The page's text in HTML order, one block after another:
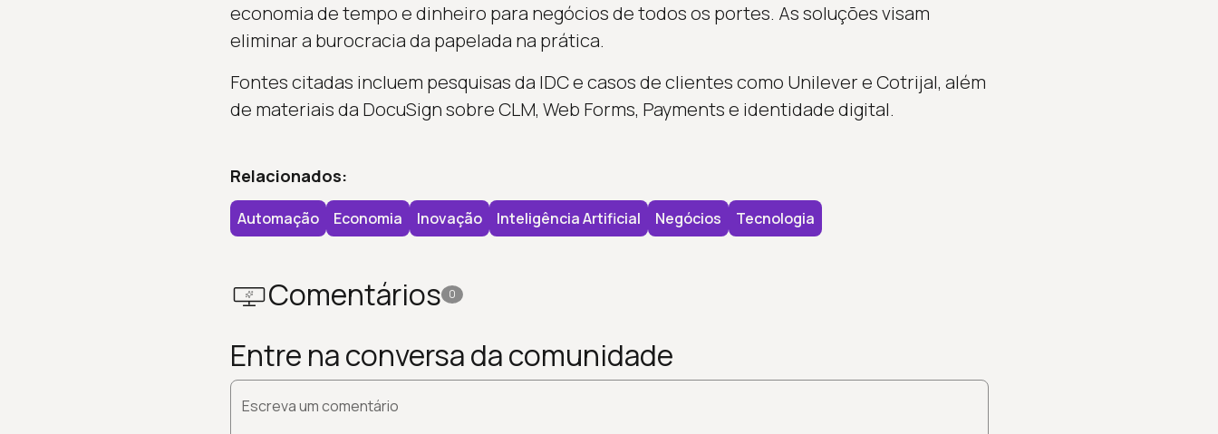
economia de tempo e dinheiro para negócios de todos os portes. As soluções visam
eliminar a burocracia da papelada na prática.
Fontes citadas incluem pesquisas da IDC e casos de clientes como Unilever e Cotrijal, além
de materiais da DocuSign sobre CLM, Web Forms, Payments e identidade digital.
Relacionados:
Automação Economia Inovação Inteligência Artificial Negócios Tecnologia
Comentários 0
Entre na conversa da comunidade
Escreva um comentário